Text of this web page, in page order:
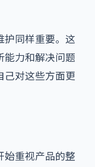
护同样重要。这
能力和解决问题
己对这些方面更
始重视产品的整